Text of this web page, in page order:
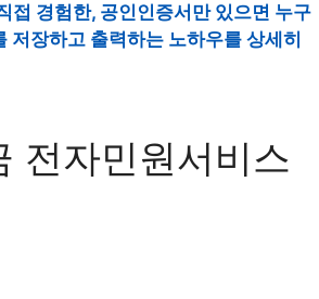
접 경험한, 공인인증서만 있으면 누구
장하고 출력하는 노하우를 상세히
전자민원서비스